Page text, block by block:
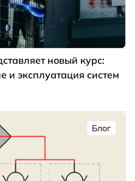
новый курс:
и эксплуатация систем
Блог